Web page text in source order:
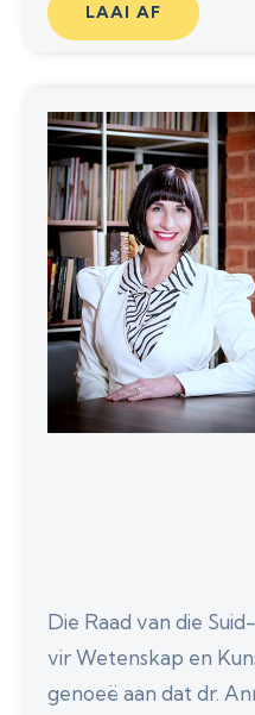
LAAI AF
Die Raad van die
vir Wetenskap en
genoeë aan dat dr.